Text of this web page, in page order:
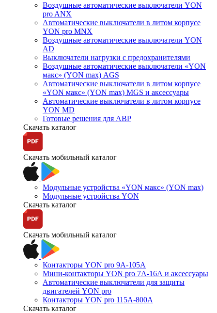
Воздушные автоматические выключатели YON
pro ANX
Автоматические выключатели в литом корпусе
YON pro MNX
Воздушные автоматические выключатели YON
AD
Выключатели нагрузки с предохранителями
Воздушные автоматические выключатели «YON
макс» (YON max) AGS
Автоматические выключатели в литом корпусе
«YON макс» (YON max) MGS и аксессуары
Автоматические выключатели в литом корпусе
YON MD
Готовые решения для АВР
Скачать каталог
Скачать мобильный каталог
Модульные устройства «YON макс» (YON max)
Модульные устройства YON
Скачать каталог
Скачать мобильный каталог
Контакторы YON pro 9А-105А
Мини-контакторы YON pro 7А-16А и аксессуары
Автоматические выключатели для защиты
двигателей YON pro
Контакторы YON pro 115А-800А
Скачать каталог